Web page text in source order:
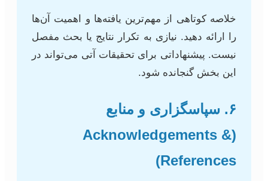
خلاصه کوتاهی از مهم‌ترین یافته‌ها و اهمیت آن‌ها
را ارائه دهید. نیازی به تکرار نتایج یا بحث مفصل
نیست. پیشنهاداتی برای تحقیقات آتی می‌تواند در
این بخش گنجانده شود.
۶. سپاسگزاری و منابع
(Acknowledgements &
References)